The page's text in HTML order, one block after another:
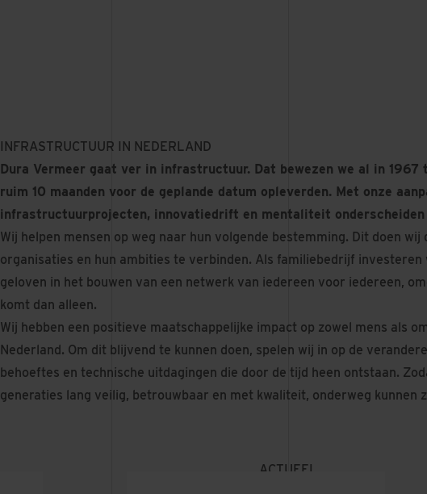
INFRASTRUCTUUR IN NEDERLAND
Dura Vermeer gaat ver in infrastructuur. Dat bewezen we al in 1967
ruim 10 maanden voor de geplande datum opleverden. Met onze
infrastructuurprojecten, innovatiedrift en mentaliteit onderscheiden
Wij helpen mensen op weg naar hun volgende bestemming. Dit doen wij
organisaties en hun ambities te verbinden. Als familiebedrijf investeren
geloven in het bouwen van een netwerk van iedereen voor iedereen,
komt dan alleen.
Wij hebben een positieve maatschappelijke impact op zowel mens als
Nederland. Om dit blijvend te kunnen doen, spelen wij in op de
behoeftes en technische uitdagingen die door de tijd heen ontstaan.
generaties lang veilig, betrouwbaar en met kwaliteit, onderweg kunnen
ACTUEEL